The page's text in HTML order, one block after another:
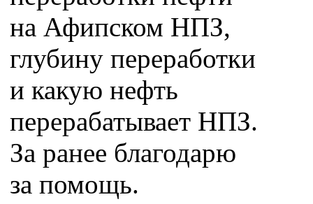
на Афипском НПЗ,
глубину переработки
и какую нефть
перерабатывает НПЗ.
За ранее благодарю
за помощь.